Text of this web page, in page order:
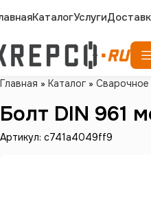
КаталогУслуги
Главная » Каталог »
Болт DIN 961
Артикул: c741a4049ff9